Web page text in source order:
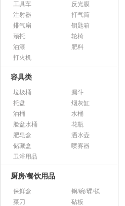
工具车
反光膜
注射器
打气筒
排气扇
钥匙箱
颈托
轮椅
油漆
肥料
打火机
容具类
垃圾桶
漏斗
托盘
烟灰缸
油桶
水桶
脸盆水桶
花瓶
肥皂盒
洒水壶
储藏盒
喷雾器
卫浴用品
厨房/餐饮用品
保鲜盒
锅/碗/碟/筷
菜刀
砧板